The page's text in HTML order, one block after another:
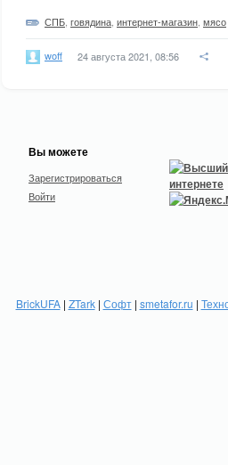
СПБ говядина интернет-магазин мясо
woff 24 августа 2021, 08:56
Вы можете
Зарегистрироваться
Войти
BrickUFA| ZTark| Софт| smetafor.ru |